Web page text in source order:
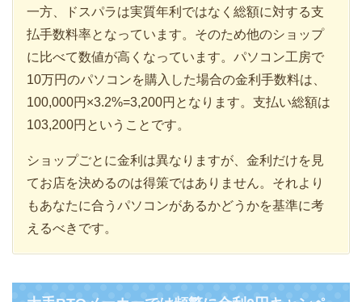
一方、ドスパラは実質年利ではなく総額に対する支
払手数料率となっています。そのため他のショップ
に比べて数値が高くなっています。パソコン工房で
10万円のパソコンを購入した場合の金利手数料は、
100,000円×3.2%=3,200円となります。支払い総額は
103,200円ということです。
ショップごとに金利は異なりますが、金利だけを見
てお店を決めるのは得策ではありません。それより
もあなたに合うパソコンがあるかどうかを基準に考
えるべきです。